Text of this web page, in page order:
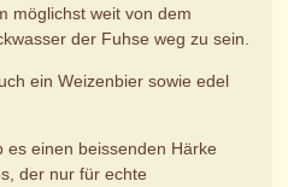
möglichst weit von dem
der Fuhse weg zu sein.
ein Weizenbier sowie edel
es einen beissenden Härke
der nur für echte